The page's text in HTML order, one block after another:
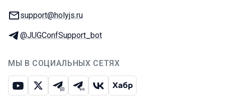
E-mail:
support@holyjs.ru
Телеграм:
@JUGConfSupport_bot
МЫ В СОЦИАЛЬНЫХ СЕТЯХ
ЮтубИкс Телеграм-чат
Телеграм-канал
ВКонтакте
Хабр